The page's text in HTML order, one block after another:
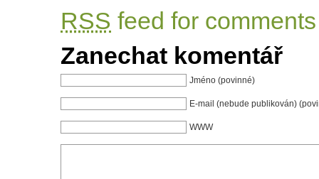
RSS feed for
Zanechat komentář
Jméno (povinné)
E-mail (nebude publikován)
WWW